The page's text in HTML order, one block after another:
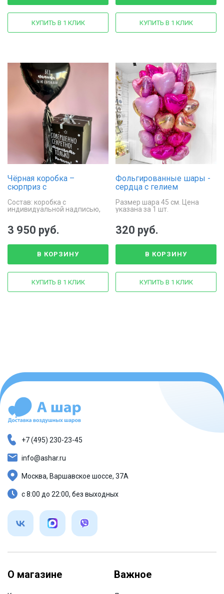
КУПИТЬ В 1 КЛИК КУПИТЬ В 1 КЛИК
Чёрная коробка –
сюрприз с
сердцем внутри
Состав: коробка с
индивидуальной надписью,
гирлянде Тассел
3 950 руб.
В КОРЗИНУ
КУПИТЬ В 1 КЛИК
Фольгированные шары -
сердца с гелием
Размер шара 45 см. Цена
указана за 1 шт.
320 руб.
В КОРЗИНУ
КУПИТЬ В 1 КЛИК
О магазине Важное
+7 (495) 230-23-45
info@ashar.ru
Москва, Варшавское шоссе, 37А
с 8:00 до 22:00, без выходных